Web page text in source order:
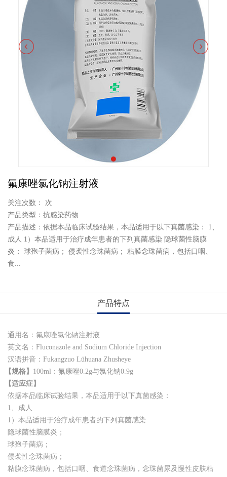
氟康唑氯化钠注射液
关注次数： 次
产品类型：抗感染药物
产品描述：依据本品临床试验结果，本品适用于以下真菌感染： 1、
成人 1）本品适用于治疗成年患者的下列真菌感染 隐球菌性脑膜
炎； 球孢子菌病； 侵袭性念珠菌病； 粘膜念珠菌病，包括口咽、
食...
产品特点
通用名：氟康唑氯化钠注射液
英文名：Fluconazole and Sodium Chloride Injection
汉语拼音：Fukangzuo Lühuana Zhusheye
【规格】 100ml：氟康唑0.2g与氯化钠0.9g
【适应症】
依据本品临床试验结果，本品适用于以下真菌感染：
1、成人
1）本品适用于治疗成年患者的下列真菌感染
隐球菌性脑膜炎；
球孢子菌病；
侵袭性念珠菌病；
粘膜念珠菌病，包括口咽、食道念珠菌病，念珠菌尿及慢性皮肤粘